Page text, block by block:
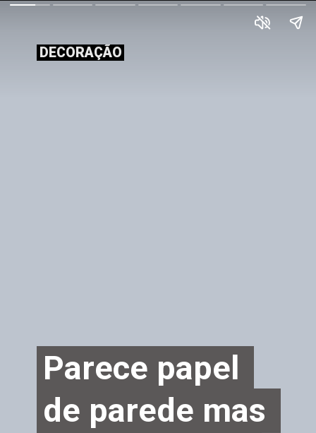
DECORAÇÃO
Parece papel
de parede mas
Parece papel
de parede mas